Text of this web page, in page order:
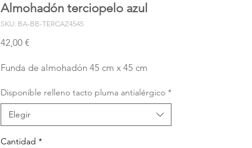
Almohadón terciopelo azul
SKU: BA-BB-TERCAZ4545
42,00 €Precio
Funda de almohadón 45 cm x 45 cm
Disponible relleno tacto pluma antialérgico *
Elegir
Cantidad *